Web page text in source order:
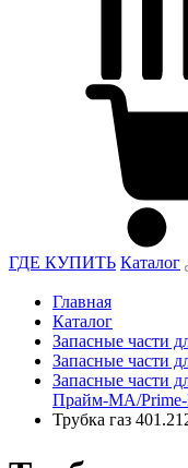
ГДЕ КУПИТЬ Каталог
Главная
Каталог
Запасные части
Запасные части
Запасные части
Прайм-MA/
Трубка газ